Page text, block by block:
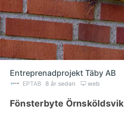
Entreprenadprojekt Täby AB
EPTAB 8 år sedan web
Fönsterbyte Örnsköldsvik